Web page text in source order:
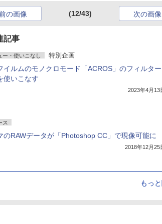
の画像 (12/43) 次の画像
記事
ー・使いこなし 特別企画
イルムのモノクロモード「ACROS」のフィルター
使いこなす
2023年4月13
ス
のRAWデータが「Photoshop CC」で現像可能に
2018年12月25
もっ